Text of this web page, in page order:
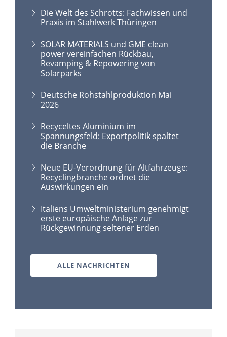
Die Welt des Schrotts: Fachwissen und
Praxis im Stahlwerk Thüringen
SOLAR MATERIALS und GME clean
power vereinfachen Rückbau,
Revamping & Repowering von
Solarparks
Deutsche Rohstahlproduktion Mai
2026
Recyceltes Aluminium im
Spannungsfeld: Exportpolitik spaltet
die Branche
Neue EU-Verordnung für Altfahrzeuge:
Recyclingbranche ordnet die
Auswirkungen ein
Italiens Umweltministerium genehmigt
erste europäische Anlage zur
Rückgewinnung seltener Erden
ALLE NACHRICHTEN